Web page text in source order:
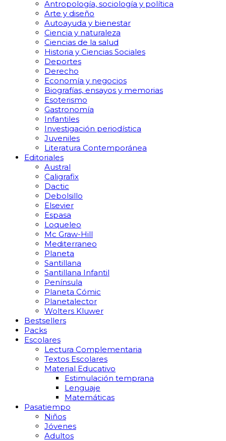
Antropología, sociología y política
Arte y diseño
Autoayuda y bienestar
Ciencia y naturaleza
Ciencias de la salud
Historia y Ciencias Sociales
Deportes
Derecho
Economía y negocios
Biografías, ensayos y memorias
Esoterismo
Gastronomía
Infantiles
Investigación periodística
Juveniles
Literatura Contemporánea
Editoriales
Austral
Caligrafix
Dactic
Debolsillo
Elsevier
Espasa
Loqueleo
Mc Graw-Hill
Mediterraneo
Planeta
Santillana
Santillana Infantil
Península
Planeta Cómic
Planetalector
Wolters Kluwer
Bestsellers
Packs
Escolares
Lectura Complementaria
Textos Escolares
Material Educativo
Estimulación temprana
Lenguaje
Matemáticas
Pasatiempo
Niños
Jóvenes
Adultos